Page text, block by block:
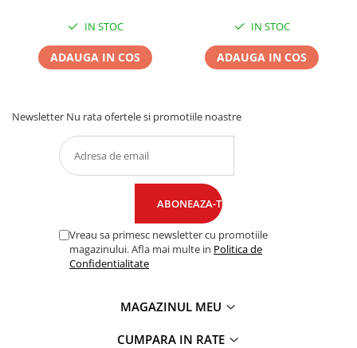
IN STOC
ADAUGA IN COS
IN STOC
ADAUGA IN COS
Newsletter Nu rata ofertele si promotiile noastre
Vreau sa primesc newsletter cu promotiile
magazinului. Afla mai multe in Politica de
Confidentialitate
MAGAZINUL MEU
CUMPARA IN RATE